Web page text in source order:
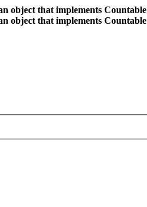
object that implements Countable
object that implements Countable